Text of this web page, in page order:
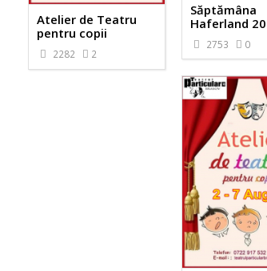
Atelier de Teatru
pentru copii
2282 2
Săptămâna
Haferland
2753 0